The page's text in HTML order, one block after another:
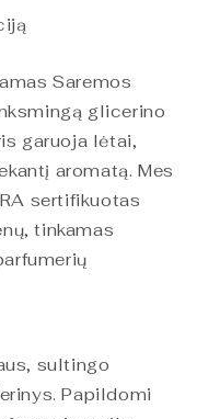
Saremos
glicerino
garuoja lėtai,
aromatą. Mes
sertifikuotas
tinkamas
sultingo
Papildomi